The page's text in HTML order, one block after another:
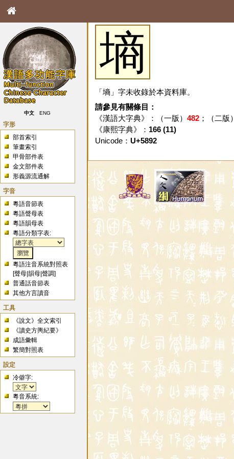
中文 ENG
字形
部首索引
筆畫索引
甲骨部件表
金文部件表
形義源流通解
字音
粵語音節表
粵語聲母表
粵語韻母表
粵語分類字表:
粵語注音系統對照表
[聲母 |韻母 |聲調]
普通話音節表
其他方言讀音
工具
《說文》全文索引
《讀史方輿紀要》
成語彙輯
繁簡對照表
設定
冷僻字:
粵音系統:
墒
「墒」字未收錄於本資料庫。
請參見有關條目：
《漢語大字典》：（一版） 482；（二版）
《康熙字典》： 166 (11)
Unicode： U+5892